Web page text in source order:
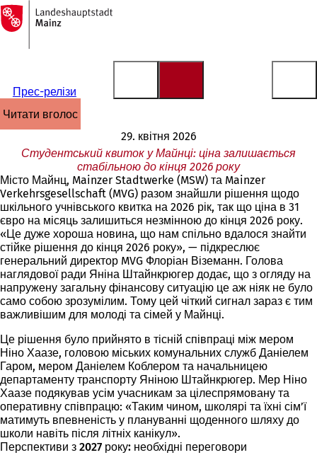
Перейти до змісту
На
головну
сторінку
Прес-релізи
читати вголос
29. квітня 2026
Студентський квиток у Майнці: ціна залишається
стабільною до кінця 2026 року
Місто Майнц, Mainzer Stadtwerke (MSW) та Mainzer
Verkehrsgesellschaft (MVG) разом знайшли рішення щодо
шкільного учнівського квитка на 2026 рік, так що ціна в 31
євро на місяць залишиться незмінною до кінця 2026 року.
«Це дуже хороша новина, що нам спільно вдалося знайти
стійке рішення до кінця 2026 року», — підкреслює
генеральний директор MVG Флоріан Віземанн. Голова
наглядової ради Яніна Штайнкрюгер додає, що з огляду на
напружену загальну фінансову ситуацію це аж ніяк не було
само собою зрозумілим. Тому цей чіткий сигнал зараз є тим
важливішим для молоді та сімей у Майнці.
Це рішення було прийнято в тісній співпраці між мером
Ніно Хаазе, головою міських комунальних служб Даніелем
Гаром, мером Даніелем Коблером та начальницею
департаменту транспорту Яніною Штайнкрюгер. Мер Ніно
Хаазе подякував усім учасникам за цілеспрямовану та
оперативну співпрацю: «Таким чином, школярі та їхні сім’ї
матимуть впевненість у плануванні щоденного шляху до
школи навіть після літніх канікул».
Перспективи з 2027 року: необхідні переговори